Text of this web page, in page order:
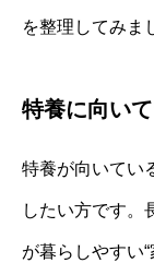
を整理してみま
特養に向い
特養が向いてい
したい方です。
が暮らしやすい